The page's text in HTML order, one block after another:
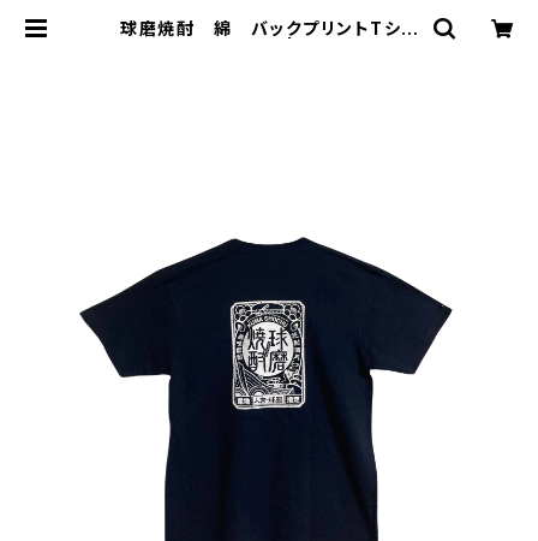
球磨焼酎 綿 バックプリントTシャ